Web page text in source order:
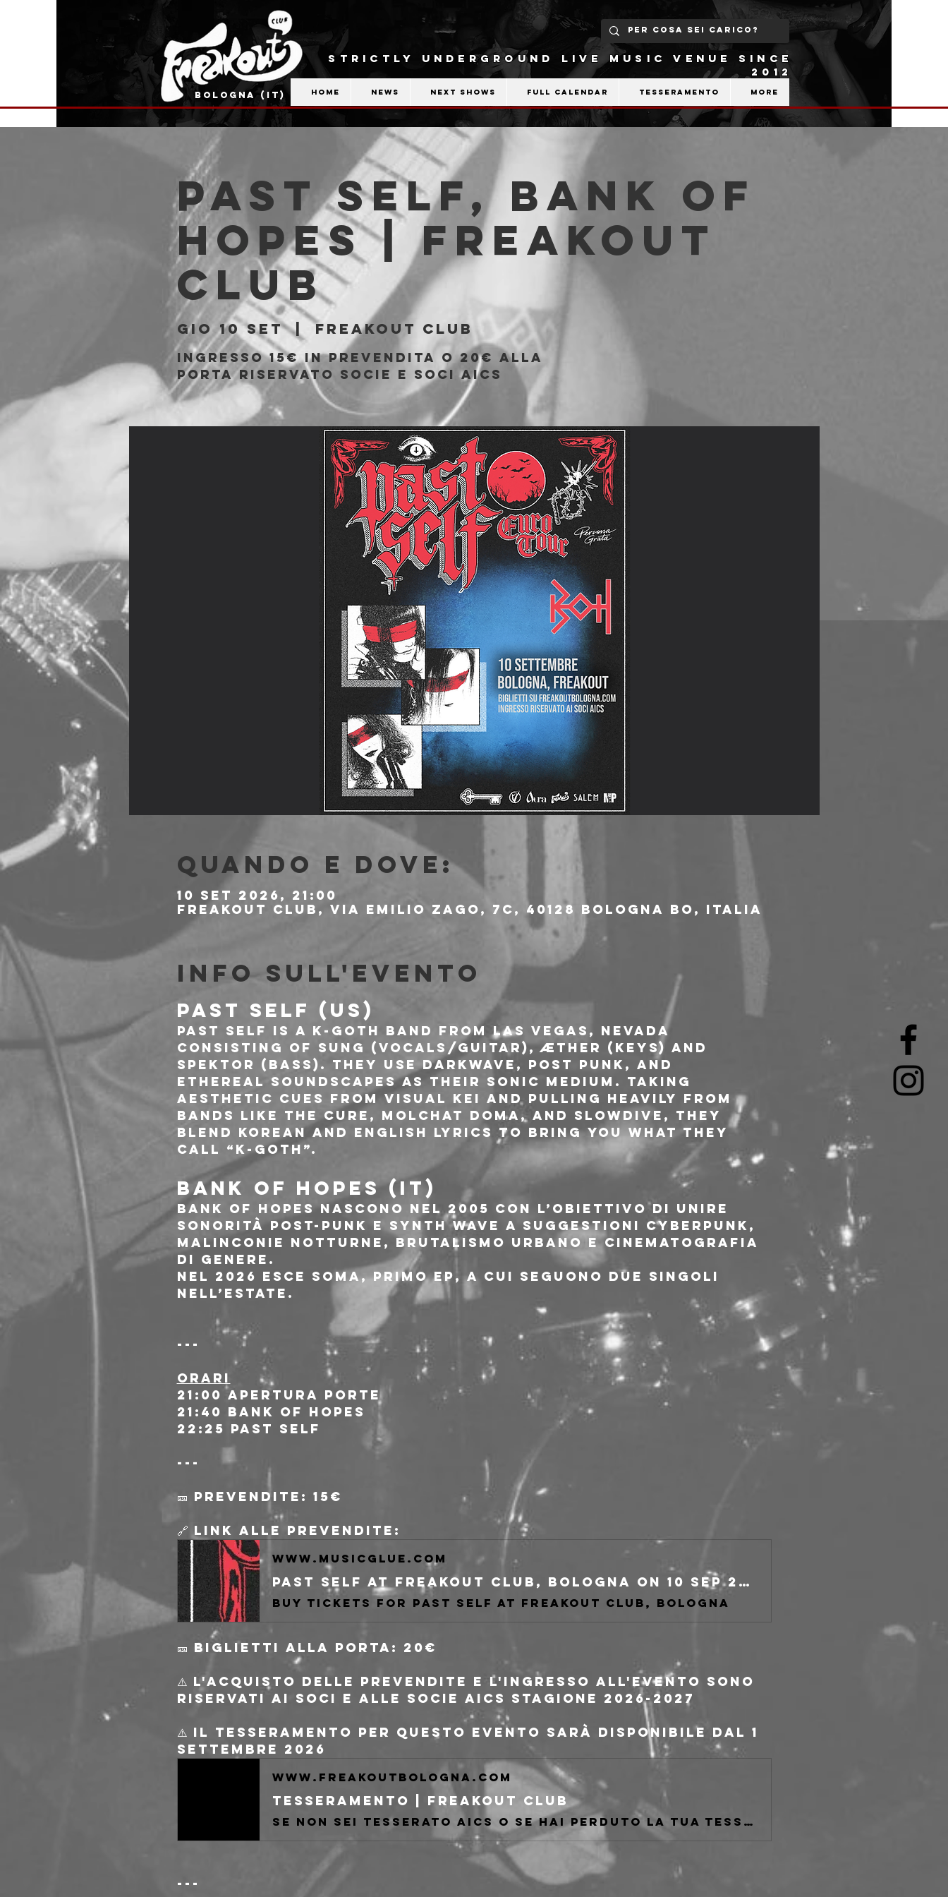
BOLOGNA (IT)
STRICTLY UNDERGROUND LIVE MUSIC VENUE SINCE
2012
Home News Next shows Full calendar Tesseramento More
Past Self, Bank of
Hopes | Freakout
Club
gio 10 set
  |
Freakout Club
Ingresso 15€ in prevendita o 20€ alla
porta riservato socie e soci AICS
Quando e dove:
10 set 2026, 21:00
Freakout Club, Via Emilio Zago, 7c, 40128 Bologna BO, Italia
Info sull'evento
PAST SELF (US)
past self is a k-goth band from Las Vegas, Nevada
consisting of Sung (Vocals/Guitar), æther (Keys) and
Spektor (Bass). They use darkwave, post punk, and
ethereal soundscapes as their sonic medium. Taking
aesthetic cues from visual kei and pulling heavily from
bands like The Cure, Molchat Doma, and Slowdive, they
blend Korean and English lyrics to bring you what they
call “k-goth”.
BANK OF HOPES (IT)
Bank of Hopes nascono nel 2005 con l’obiettivo di unire
sonorità post-punk e synth wave a suggestioni cyberpunk,
malinconie notturne, brutalismo urbano e cinematografia
di genere.
Nel 2026 esce Soma, primo EP, a cui seguono due singoli
nell’estate.
---
ORARI
21:00 Apertura porte
21:40 Bank of Hopes
22:25 Past Self
---
🎫 Prevendite: 15€
🔗 Link alle prevendite:
www.musicglue.com
Past Self at freakout club, Bologna on 10 Sep 2026
Buy tickets for Past Self at freakout club, Bologna
🎫 Biglietti alla porta: 20€
⚠️ L'acquisto delle prevendite e l'ingresso all'evento sono
riservati ai soci e alle socie AICS stagione 2026-2027
⚠️ Il tesseramento per questo evento sarà disponibile dal 1
Settembre 2026
www.freakoutbologna.com
Tesseramento | Freakout Club
Se non sei tesserato AICS o se hai perduto la tua tessera fatta al Freakout Club passa da qui.
---